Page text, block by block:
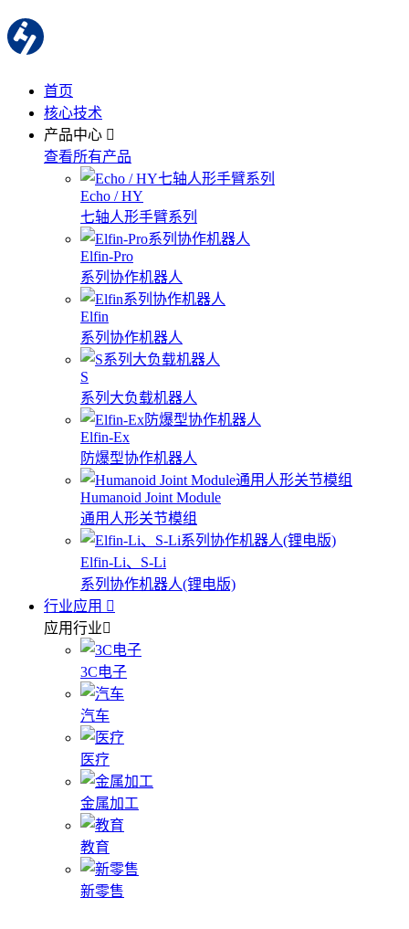
首页
核心技术
产品中心
查看所有产品
Echo / HY
七轴人形手臂系列
Elfin-Pro
系列协作机器人
Elfin
系列协作机器人
S
系列大负载机器人
Elfin-Ex
防爆型协作机器人
Humanoid Joint Module
通用人形关节模组
Elfin-Li、S-Li
系列协作机器人(锂电版)
行业应用
应用行业
3C电子
汽车
医疗
金属加工
教育
新零售